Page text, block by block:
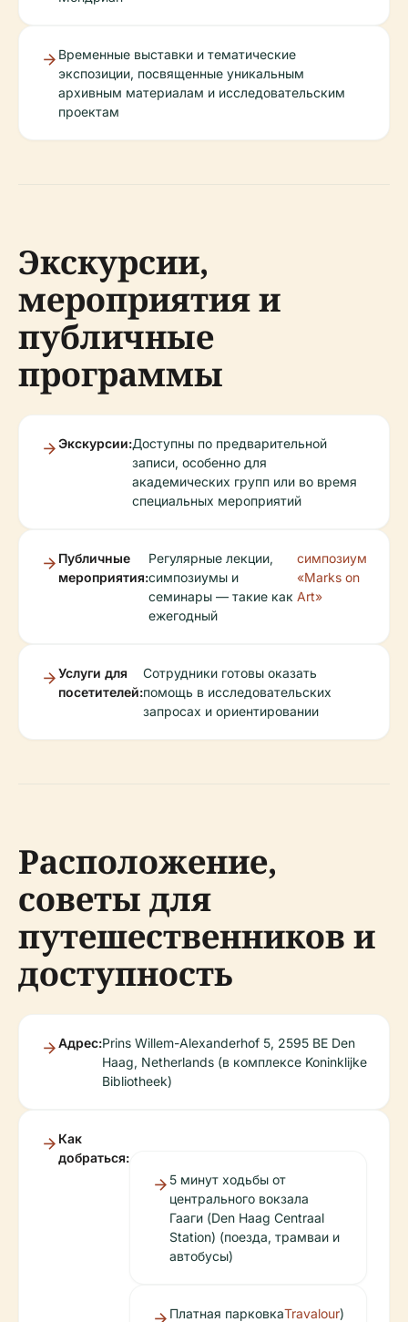
Временные выставки и тематические
экспозиции, посвященные уникальным
архивным материалам и исследовательским
проектам
Экскурсии,
мероприятия и
публичные
программы
Экскурсии:Доступны по предварительной
записи, особенно для
академических групп или во время
специальных мероприятий
Публичные
мероприятия:
Регулярные лекции,
симпозиумы и
семинары — такие как
ежегодный
симпозиум
«Marks on
Art»
Услуги для
посетителей:
Сотрудники готовы оказать
помощь в исследовательских
запросах и ориентировании
Расположение,
советы для
путешественников и
доступность
Адрес:Prins Willem-Alexanderhof 5, 2595 BE Den
Haag, Netherlands (в комплексе Koninklijke
Bibliotheek)
Как
добраться:
5 минут ходьбы от
центрального вокзала
Гааги (Den Haag Centraal
Station) (поезда, трамваи и
автобусы)
Платная парковкаTravalour)